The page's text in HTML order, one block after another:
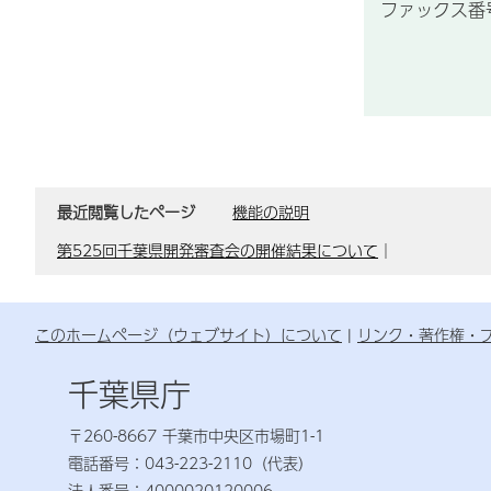
ファックス
最近閲覧したページ
機能の説明
第525回千葉県開発審査会の開催結果について ｜
このホームページ（ウェブサイト）について リンク・著作権・
千葉県庁
〒260-8667 千葉市中央区市場町1-1
電話番号：043-223-2110（代表）